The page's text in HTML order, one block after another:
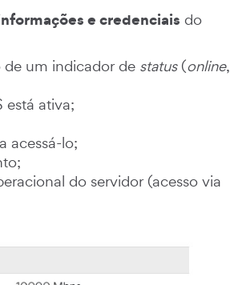
e credenciais do
um indicador de status(online,
ativa;
acessá-lo;
do servidor (acesso via